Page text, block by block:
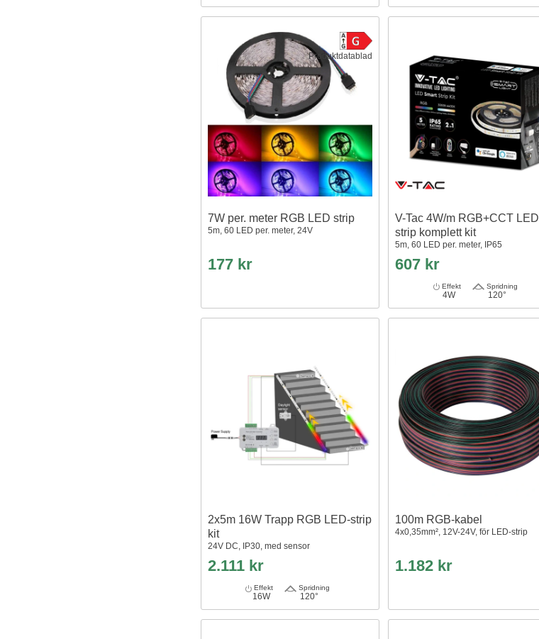
Produktdatablad
7W per. meter RGB LED strip
5m, 60 LED per. meter, 24V
177 kr
V-Tac 4W/m RGB+CCT LED
strip komplett kit
5m, 60 LED per. meter, IP65
607 kr
Effekt
4W
Spridning
120°
2x5m 16W Trapp RGB LED-strip
kit
24V DC, IP30, med sensor
2.111 kr
Effekt
16W
Spridning
120°
100m RGB-kabel
4x0,35mm², 12V-24V, för LED-strip
1.182 kr